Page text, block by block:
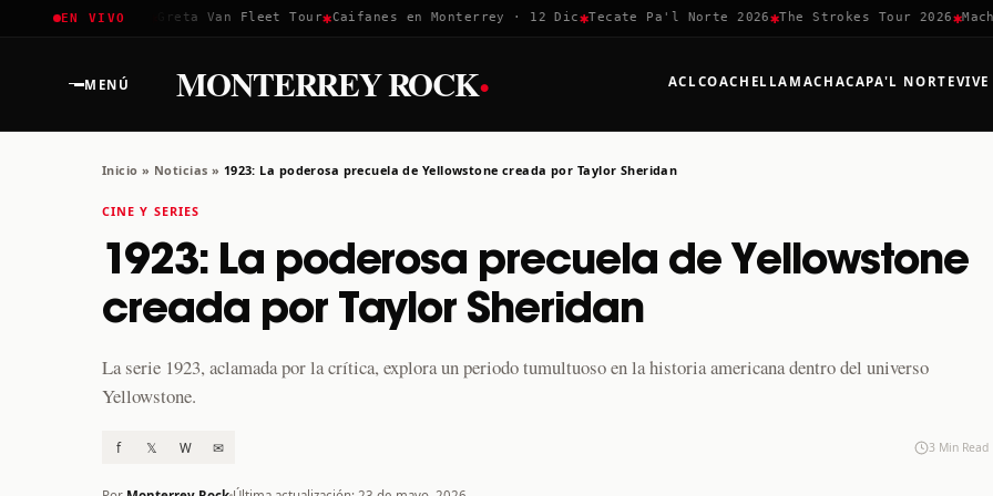
EN VIVO
Coachella 2026✱ Greta Van Fleet Tour✱Caifanes en Monterrey · 12 Dic ✱ Tecate Pa'l Norte 2026✱The Strokes Tour 2026✱
MENÚ MONTERREY ROCK· ACLCOACHELLA MACHACAPA'L NORTE
Inicio » Noticias » 1923: La poderosa precuela de Yellowstone creada por Taylor Sheridan
CINE Y SERIES
1923: La poderosa precuela de Yellowstone
creada por Taylor Sheridan
La serie 1923, aclamada por la crítica, explora un periodo tumultuoso en la historia americana dentro del universo
Yellowstone.
f 𝕏 W ✉ 3 Min Read